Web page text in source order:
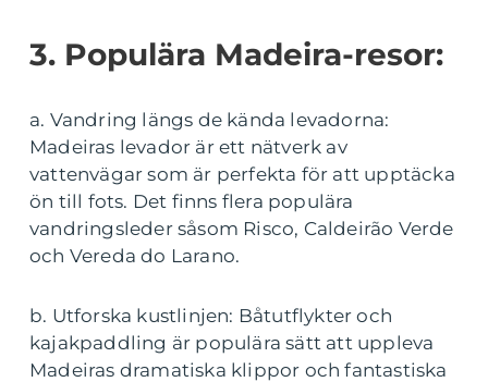
3. Populära Madeira-resor:
a. Vandring längs de kända levadorna:
Madeiras levador är ett nätverk av
vattenvägar som är perfekta för att upptäcka
ön till fots. Det finns flera populära
vandringsleder såsom Risco, Caldeirão Verde
och Vereda do Larano.
b. Utforska kustlinjen: Båtutflykter och
kajakpaddling är populära sätt att uppleva
Madeiras dramatiska klippor och fantastiska